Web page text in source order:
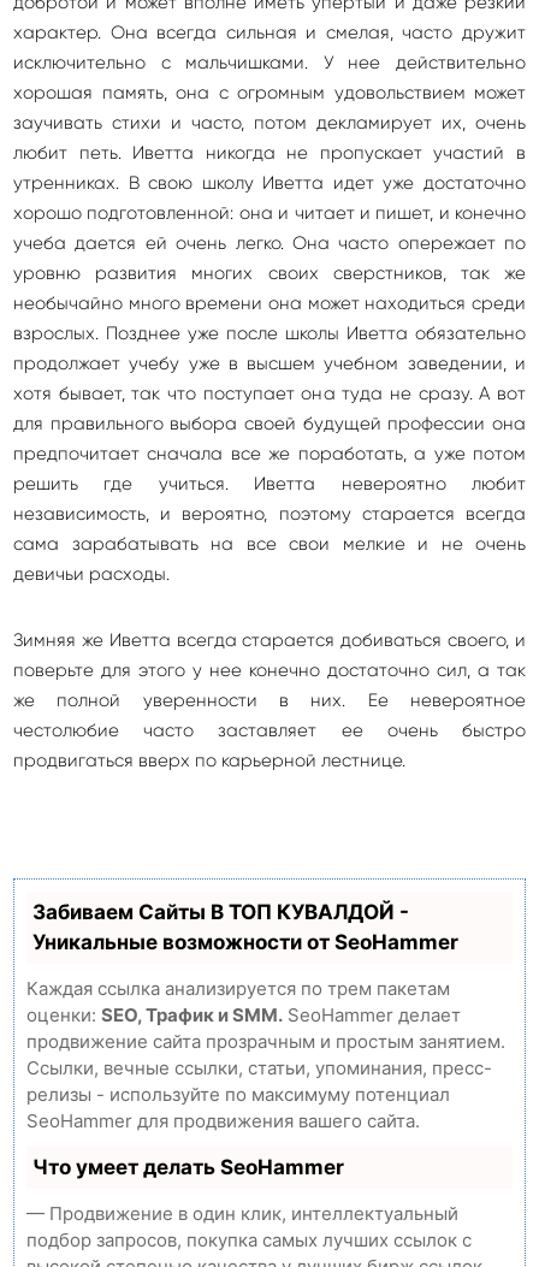
характер. Она всегда сильная и смелая, часто дружит
исключительно с мальчишками. У нее действительно
хорошая память, она с огромным удовольствием может
заучивать стихи и часто, потом декламирует их, очень
любит петь. Иветта никогда не пропускает участий в
утренниках. В свою школу Иветта идет уже достаточно
хорошо подготовленной: она и читает и пишет, и конечно
учеба дается ей очень легко. Она часто опережает по
уровню развития многих своих сверстников, так же
необычайно много времени она может находиться среди
взрослых. Позднее уже после школы Иветта обязательно
продолжает учебу уже в высшем учебном заведении, и
хотя бывает, так что поступает она туда не сразу. А вот
для правильного выбора своей будущей профессии она
предпочитает сначала все же поработать, а уже потом
решить где учиться. Иветта невероятно любит
независимость, и вероятно, поэтому старается всегда
сама зарабатывать на все свои мелкие и не очень
девичьи расходы.
Зимняя же Иветта всегда старается добиваться своего, и
поверьте для этого у нее конечно достаточно сил, а так
же полной уверенности в них. Ее невероятное
честолюбие часто заставляет ее очень быстро
продвигаться вверх по карьерной лестнице.
Забиваем Сайты В ТОП КУВАЛДОЙ -
Уникальные возможности от SeoHammer
Каждая ссылка анализируется по трем пакетам
оценки: SEO, Трафик и SMM. SeoHammer делает
продвижение сайта прозрачным и простым занятием.
Ссылки, вечные ссылки, статьи, упоминания, пресс-
релизы - используйте по максимуму потенциал
SeoHammer для продвижения вашего сайта.
Что умеет делать SeoHammer
— Продвижение в один клик, интеллектуальный
подбор запросов, покупка самых лучших ссылок с